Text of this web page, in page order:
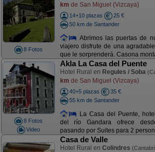
8 Fotos
km de San Miguel (Vizcaya)
14+10 plazas
25 €
50 km de Santander
Abrimos las puertas de
viajero disfrute de una
que le sorprenderá. Casona
8 Fotos
Video
Akla La Casa del Puente
Hotel Rural en Regules / Soba
km de San Miguel (Vizcaya)
40+5 plazas
35 €
55 km de Santander
La Casa del Puente,
del río Gandara ofrece
pasando por Suites para 2
Casa de Valle
Hotel Rural en Colindres